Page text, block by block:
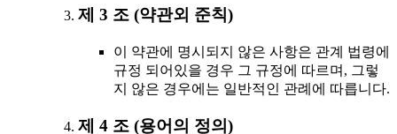
제 3 조 (약관외 준칙)
이 약관에 명시되지 않은 사항은 관계 법령에
규정 되어있을 경우 그 규정에 따르며, 그렇
지 않은 경우에는 일반적인 관례에 따릅니다.
제 4 조 (용어의 정의)